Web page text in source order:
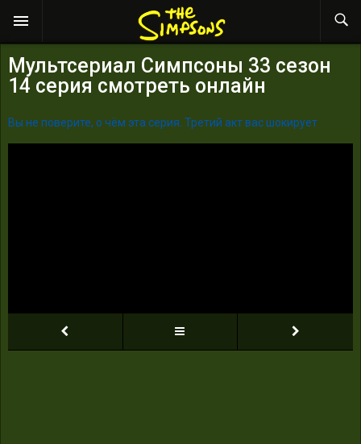
Мультсериал Симпсоны 33 сезон
14 серия смотреть онлайн
Вы не поверите, о чём эта серия. Третий акт вас шокирует